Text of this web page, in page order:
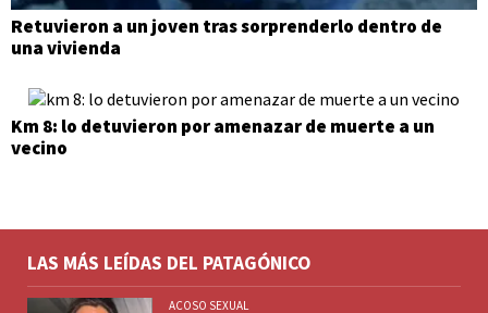
Retuvieron a un joven tras sorprenderlo dentro de
una vivienda
Km 8: lo detuvieron por amenazar de muerte a un
vecino
LAS MÁS LEÍDAS DEL PATAGÓNICO
ACOSO SEXUAL